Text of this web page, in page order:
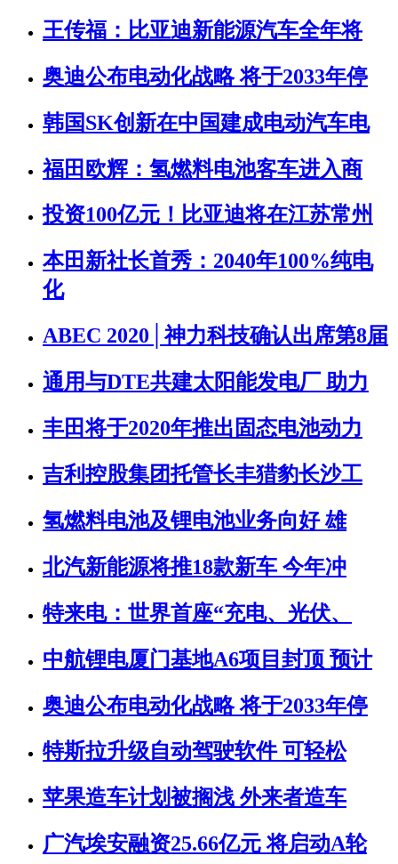
王传福：比亚迪新能源汽车全年将
奥迪公布电动化战略 将于2033年停
韩国SK创新在中国建成电动汽车电
福田欧辉：氢燃料电池客车进入商
投资100亿元！比亚迪将在江苏常州
本田新社长首秀：2040年100%纯电
化
ABEC 2020│神力科技确认出席第8届
通用与DTE共建太阳能发电厂 助力
丰田将于2020年推出固态电池动力
吉利控股集团托管长丰猎豹长沙工
氢燃料电池及锂电池业务向好 雄
北汽新能源将推18款新车 今年冲
特来电：世界首座“充电、光伏、
中航锂电厦门基地A6项目封顶 预计
奥迪公布电动化战略 将于2033年停
特斯拉升级自动驾驶软件 可轻松
苹果造车计划被搁浅 外来者造车
广汽埃安融资25.66亿元 将启动A轮